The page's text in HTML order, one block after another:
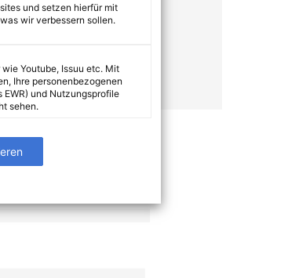
und setzen hierfür mit
wir verbessern sollen.
Youtube, Issuu etc. Mit
Ihre personenbezogenen
und Nutzungsprofile
sehen.